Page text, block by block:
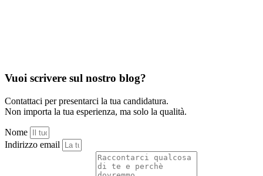
Vuoi scrivere sul nostro blog?
Contattaci per presentarci la tua candidatura.
Non importa la tua esperienza, ma solo la qualità.
Nome
Indirizzo email